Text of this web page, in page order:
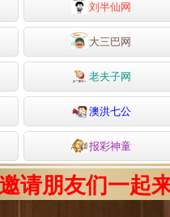
刘半仙网
大三巴网
老夫子网
澳洪七公
报彩神童
请朋友们一起